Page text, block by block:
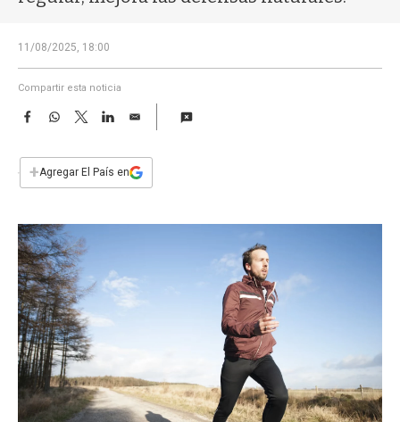
11/08/2025, 18:00
Compartir esta noticia
F
e
b
k
W
s
p
T
w
t
L
E
i
l
+Agregar El País en